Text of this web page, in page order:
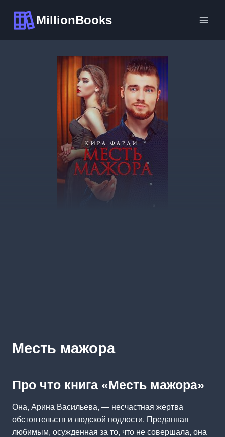
содержимому
MillionBooks
Месть мажора
Про что книга «Месть мажора»
Она, Арина Васильева, — несчастная жертва
обстоятельств и людской подлости. Преданная
любимым, осужденная за то, что не совершала, она